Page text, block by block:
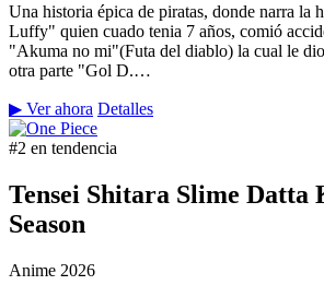
Una historia épica de piratas, donde narra la
Luffy" quien cuado tenia 7 años, comió
"Akuma no mi"(Futa del diablo) la cual le
otra parte "Gol D.…
▶ Ver ahora Detalles
#2 en tendencia
Tensei Shitara Slime Datta
Season
Anime 2026